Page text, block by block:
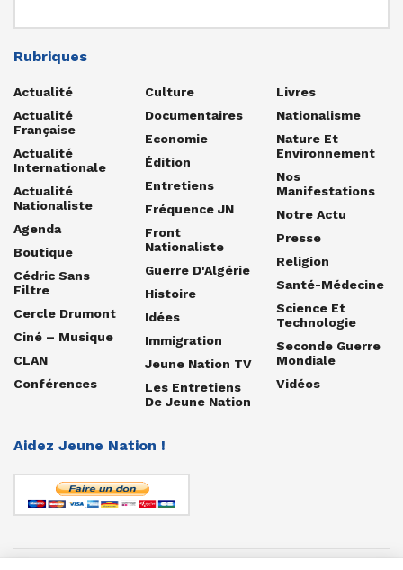
Rubriques
Actualité
Actualité
Française
Actualité
Internationale
Actualité
Nationaliste
Agenda
Boutique
Cédric Sans
Filtre
Cercle Drumont
Ciné – Musique
CLAN
Conférences
Culture
Documentaires
Economie
Édition
Entretiens
Fréquence JN
Front
Nationaliste
Guerre D'Algérie
Histoire
Idées
Immigration
Jeune Nation TV
Les Entretiens
De Jeune Nation
Livres
Nationalisme
Nature Et
Environnement
Nos
Manifestations
Notre Actu
Presse
Religion
Santé-Médecine
Science Et
Technologie
Seconde Guerre
Mondiale
Vidéos
Aidez Jeune Nation !